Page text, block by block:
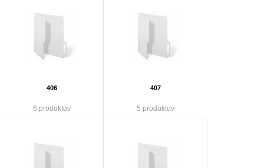
406
6 produktov
407
5 produktov